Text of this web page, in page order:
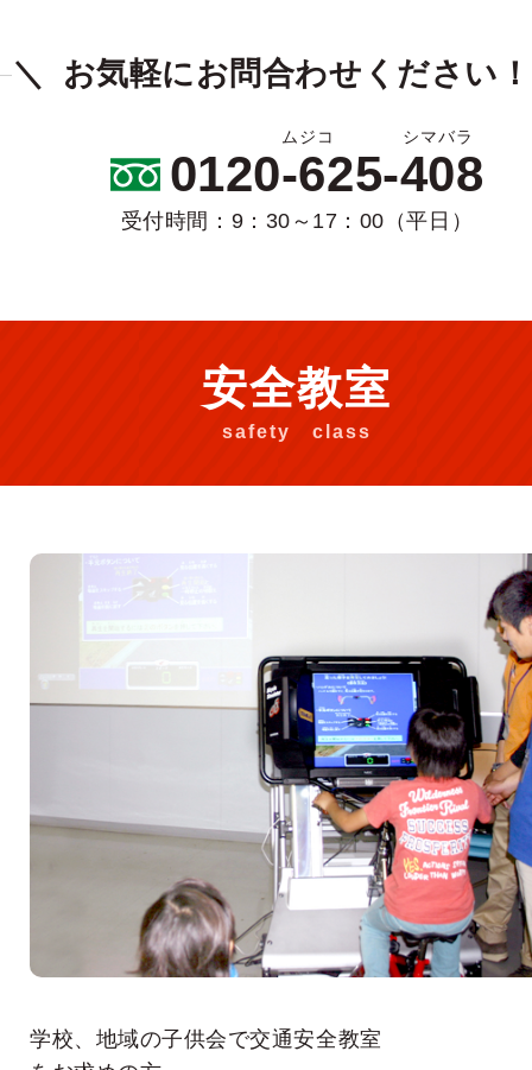
お気軽にお問合わせください！
0120-625-408
受付時間：9：30～17：00（平日）
安全教室
safety class
学校、地域の子供会で交通安全教室